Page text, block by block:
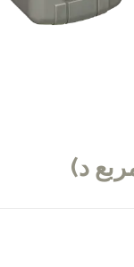
د)